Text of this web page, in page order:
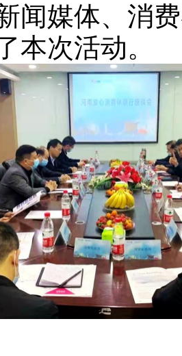
闻媒体、消
本次活动。